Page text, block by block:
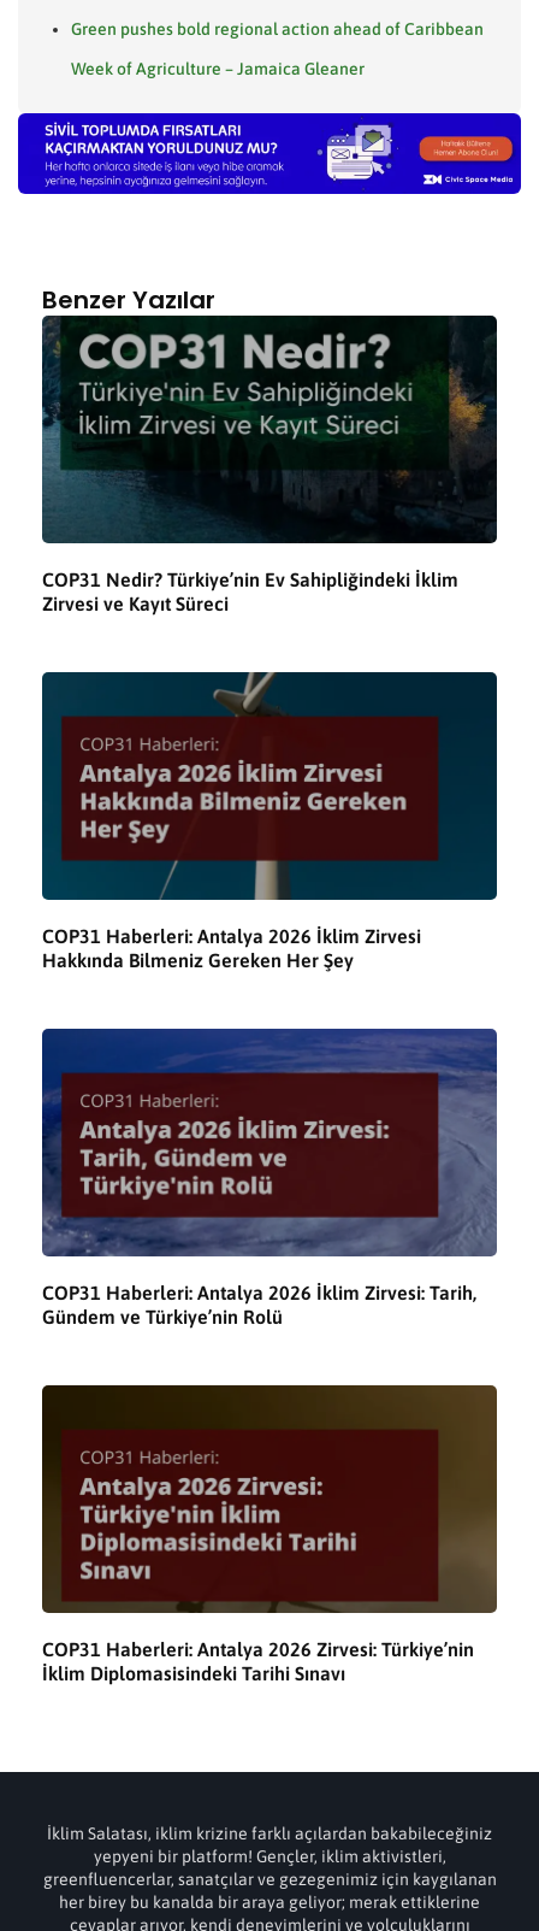
Green pushes bold regional action ahead of Caribbean
Week of Agriculture – Jamaica Gleaner
Benzer Yazılar
COP31 Nedir? Türkiye’nin Ev Sahipliğindeki İklim
Zirvesi ve Kayıt Süreci
COP31 Haberleri: Antalya 2026 İklim Zirvesi
Hakkında Bilmeniz Gereken Her Şey
COP31 Haberleri: Antalya 2026 İklim Zirvesi: Tarih,
Gündem ve Türkiye’nin Rolü
COP31 Haberleri: Antalya 2026 Zirvesi: Türkiye’nin
İklim Diplomasisindeki Tarihi Sınavı
İklim Salatası, iklim krizine farklı açılardan bakabileceğiniz
yepyeni bir platform! Gençler, iklim aktivistleri,
greenfluencerlar, sanatçılar ve gezegenimiz için kaygılanan
her birey bu kanalda bir araya geliyor; merak ettiklerine
cevaplar arıyor, kendi deneyimlerini ve yolculuklarını